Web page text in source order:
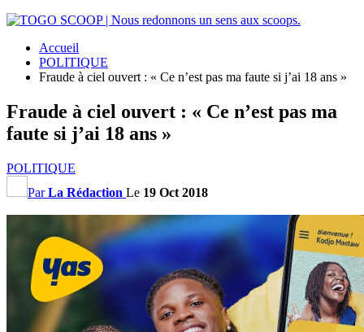
Accueil
POLITIQUE
Fraude à ciel ouvert : « Ce n’est pas ma faute si j’ai 18 ans »
Fraude à ciel ouvert : « Ce n’est pas ma
faute si j’ai 18 ans »
POLITIQUE
ParLa Rédaction Le 19 Oct 2018